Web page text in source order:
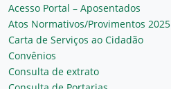
Acesso Portal – Aposentados
Atos Normativos/Provimentos 2025
Carta de Serviços ao Cidadão
Convênios
Consulta de extrato